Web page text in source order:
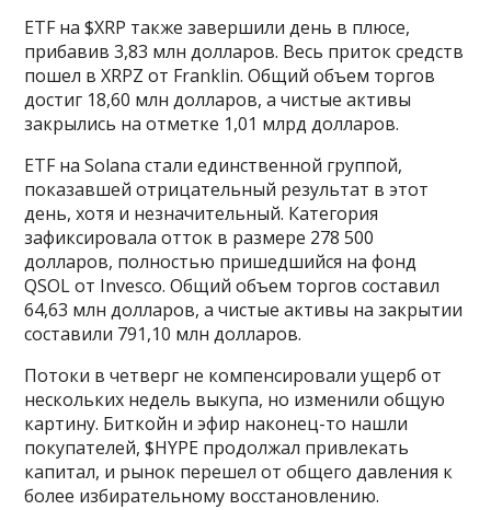
ETF на $XRP также завершили день в плюсе,
прибавив 3,83 млн долларов. Весь приток средств
пошел в XRPZ от Franklin. Общий объем торгов
достиг 18,60 млн долларов, а чистые активы
закрылись на отметке 1,01 млрд долларов.
ETF на Solana стали единственной группой,
показавшей отрицательный результат в этот
день, хотя и незначительный. Категория
зафиксировала отток в размере 278 500
долларов, полностью пришедшийся на фонд
QSOL от Invesco. Общий объем торгов составил
64,63 млн долларов, а чистые активы на закрытии
составили 791,10 млн долларов.
Потоки в четверг не компенсировали ущерб от
нескольких недель выкупа, но изменили общую
картину. Биткойн и эфир наконец-то нашли
покупателей, $HYPE продолжал привлекать
капитал, и рынок перешел от общего давления к
более избирательному восстановлению.